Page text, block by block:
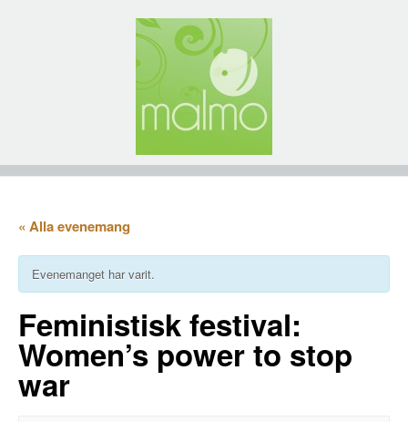
« Alla evenemang
Evenemanget har varit.
Feministisk festival:
Women’s power to stop
war